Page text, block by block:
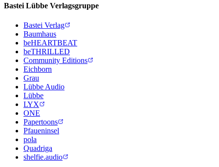
Bastei Lübbe Verlagsgruppe
Bastei Verlag
Baumhaus
beHEARTBEAT
beTHRILLED
Community Editions
Eichborn
Grau
Lübbe Audio
Lübbe
LYX
ONE
Papertoons
Pfaueninsel
pola
Quadriga
shelfie.audio